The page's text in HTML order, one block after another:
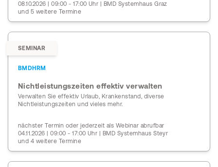
08.10.2026 | 09:00 - 17:00 Uhr | BMD Systemhaus Graz
und 5 weitere Termine
SEMINAR
BMDHRM
Nichtleistungszeiten effektiv verwalten
Verwalten Sie effektiv Urlaub, Krankenstand, diverse
Nichtleistungszeiten und vieles mehr.
nächster Termin oder jederzeit als Webinar abrufbar
04.11.2026 | 09:00 - 17:00 Uhr | BMD Systemhaus Steyr
und 4 weitere Termine